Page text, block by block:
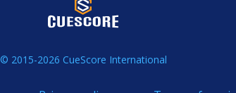
© 2015-2026 CueScore International